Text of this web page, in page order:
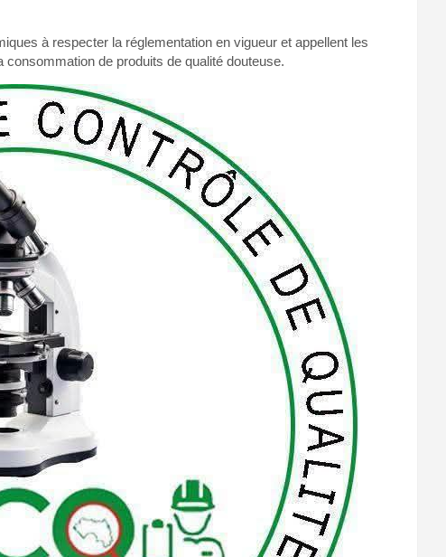
à respecter la réglementation en vigueur et appellent les
de produits de qualité douteuse.